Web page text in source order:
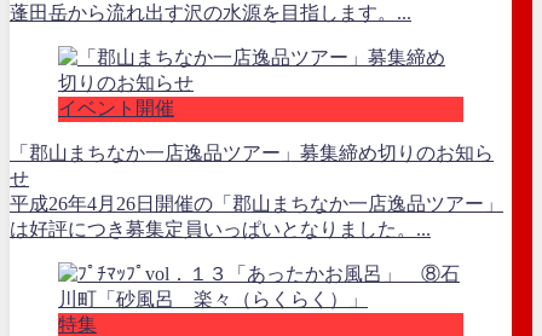
蓬田岳から流れ出す沢の水源を目指します。...
イベント開催
「郡山まちなか一店逸品ツアー」募集締め切りのお知ら
せ
平成26年4月26日開催の「郡山まちなか一店逸品ツアー」
は好評につき募集定員いっぱいとなりました。...
特集